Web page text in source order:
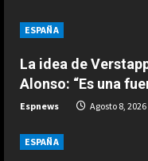
3
4
ESPAÑA
La idea de
Alonso: “Es una
Espnews Agosto 8, 2026
ESPAÑA